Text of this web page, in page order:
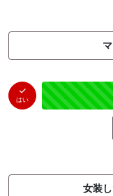
はい
はい
（0件）
未投票
女装